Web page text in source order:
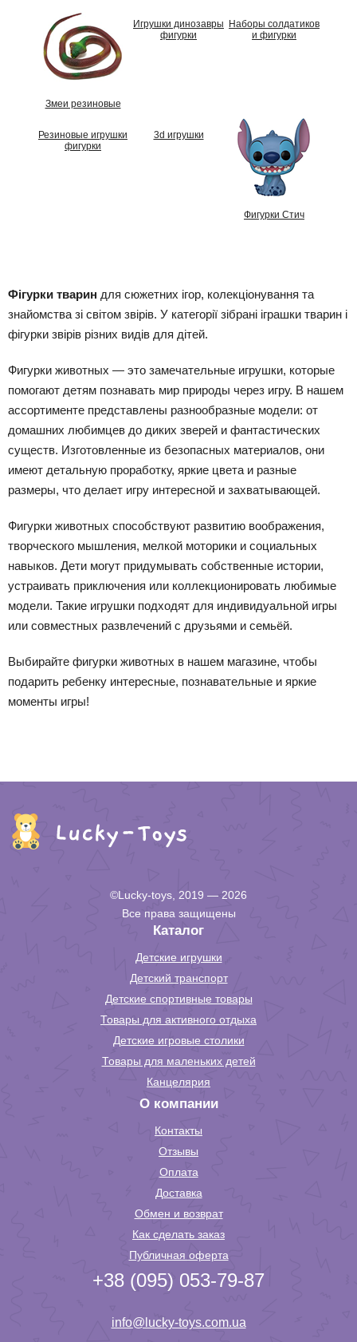
Змеи резиновые
Игрушки динозавры
фигурки
Наборы солдатиков
и фигурки
Резиновые игрушки
фигурки
3d игрушки
Фигурки Стич
Фігурки тварин для сюжетних ігор, колекціонування та
знайомства зі світом звірів. У категорії зібрані іграшки тварин і
фігурки звірів різних видів для дітей.
Фигурки животных — это замечательные игрушки, которые
помогают детям познавать мир природы через игру. В нашем
ассортименте представлены разнообразные модели: от
домашних любимцев до диких зверей и фантастических
существ. Изготовленные из безопасных материалов, они
имеют детальную проработку, яркие цвета и разные
размеры, что делает игру интересной и захватывающей.
Фигурки животных способствуют развитию воображения,
творческого мышления, мелкой моторики и социальных
навыков. Дети могут придумывать собственные истории,
устраивать приключения или коллекционировать любимые
модели. Такие игрушки подходят для индивидуальной игры
или совместных развлечений с друзьями и семьёй.
Выбирайте фигурки животных в нашем магазине, чтобы
подарить ребенку интересные, познавательные и яркие
моменты игры!
©Lucky-toys, 2019 — 2026
Все права защищены
Каталог
Детские игрушки
Детский транспорт
Детские спортивные товары
Товары для активного отдыха
Детские игровые столики
Товары для маленьких детей
Канцелярия
О компании
Контакты
Отзывы
Оплата
Доставка
Обмен и возврат
Как сделать заказ
Публичная оферта
+38 (095) 053-79-87
info@lucky-toys.com.ua